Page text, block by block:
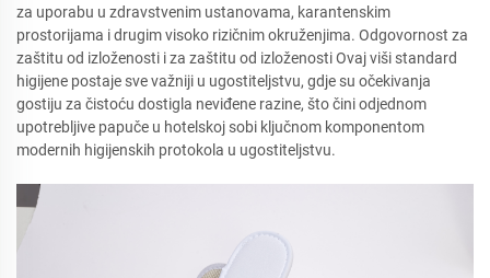
za uporabu u zdravstvenim ustanovama, karantenskim
prostorijama i drugim visoko rizičnim okruženjima. Odgovornost za
zaštitu od izloženosti i za zaštitu od izloženosti Ovaj viši standard
higijene postaje sve važniji u ugostiteljstvu, gdje su očekivanja
gostiju za čistoću dostigla neviđene razine, što čini odjednom
upotrebljive papuče u hotelskoj sobi ključnom komponentom
modernih higijenskih protokola u ugostiteljstvu.